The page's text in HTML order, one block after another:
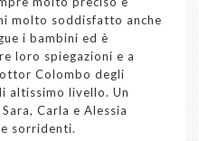
molto soddisfatto anche
i bambini ed è
loro spiegazioni e a
Colombo degli
altissimo livello. Un
Carla e Alessia
sorridenti.